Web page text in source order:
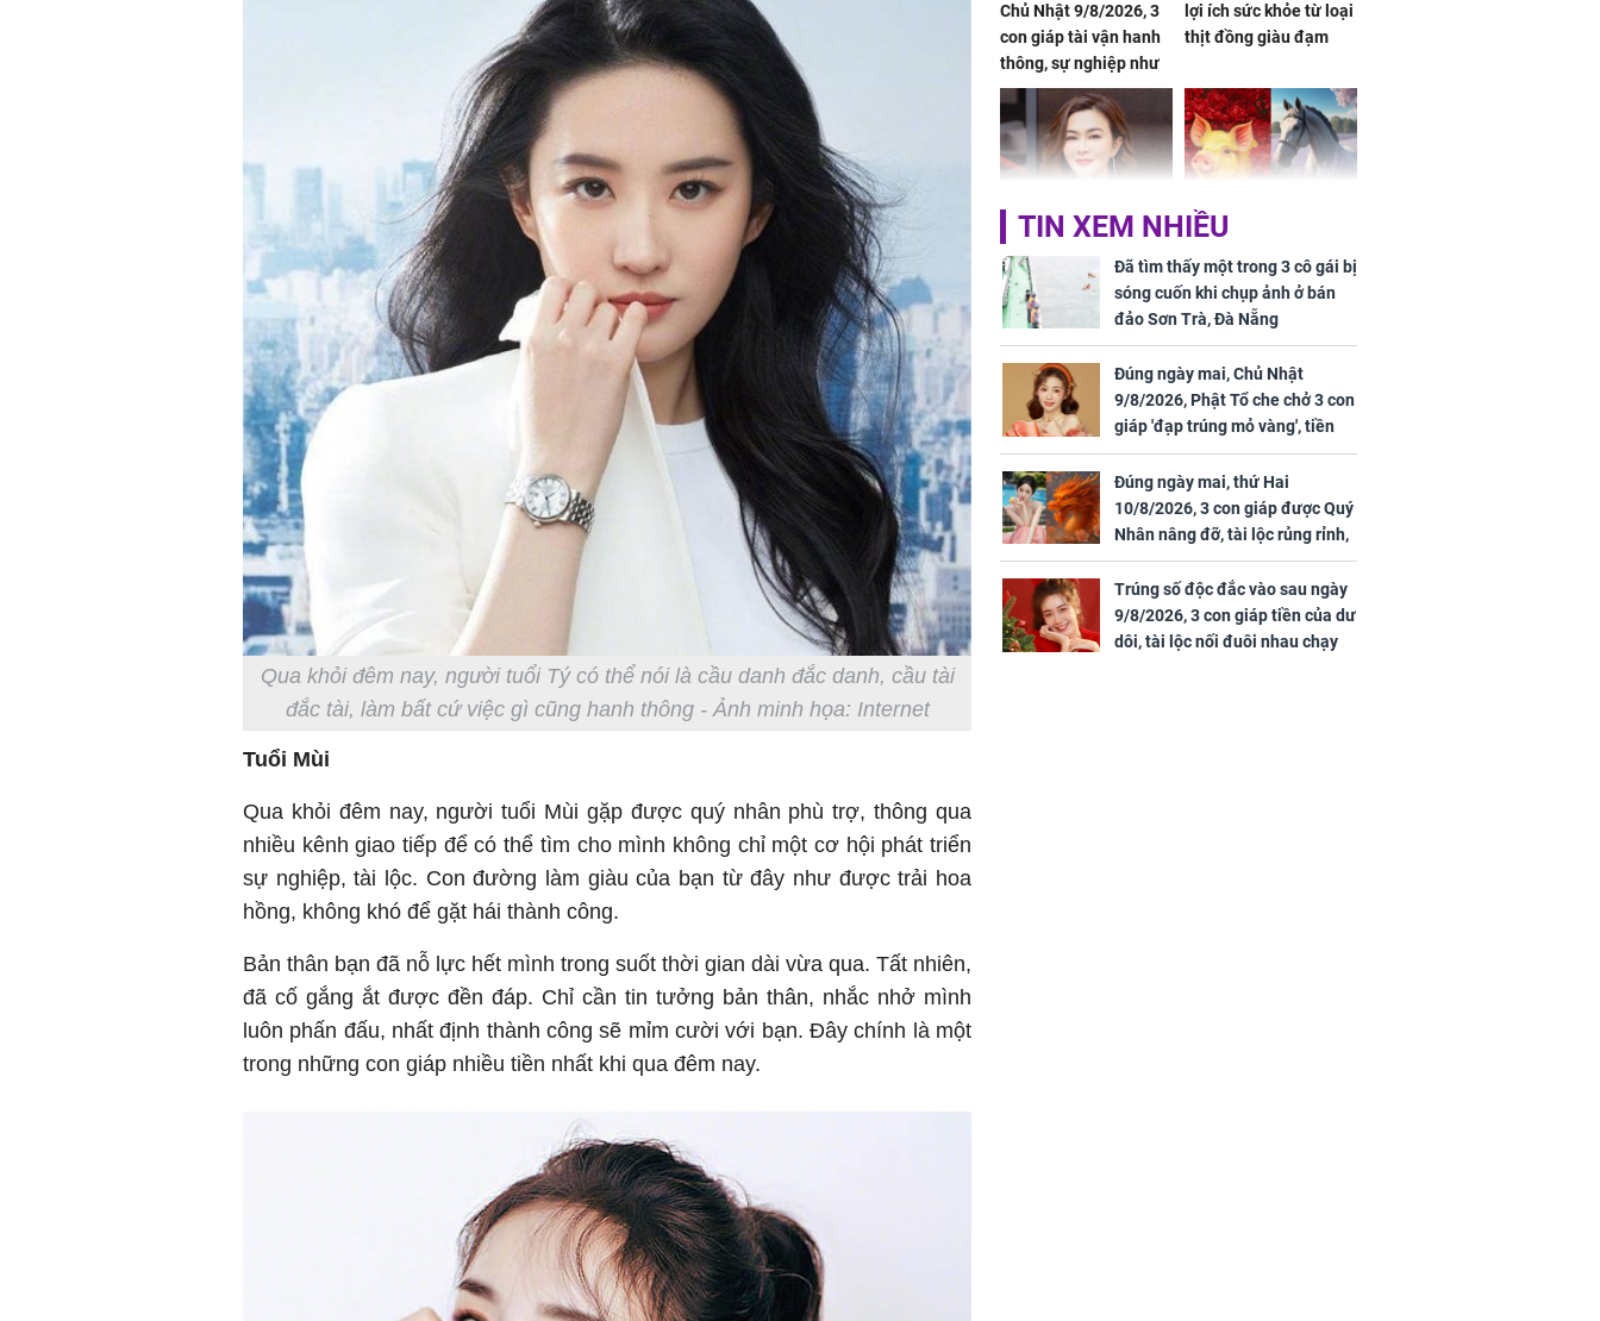
Qua khỏi đêm nay, người tuổi Tý có thể nói là cầu danh đắc danh, cầu tài
đắc tài, làm bất cứ việc gì cũng hanh thông - Ảnh minh họa: Internet
Tuổi Mùi
Qua khỏi đêm nay, người tuổi Mùi gặp được quý nhân phù trợ, thông qua
nhiều kênh giao tiếp để có thể tìm cho mình không chỉ một cơ hội phát triển
sự nghiệp, tài lộc. Con đường làm giàu của bạn từ đây như được trải hoa
hồng, không khó để gặt hái thành công.
Bản thân bạn đã nỗ lực hết mình trong suốt thời gian dài vừa qua. Tất nhiên,
đã cố gắng ắt được đền đáp. Chỉ cần tin tưởng bản thân, nhắc nhở mình
luôn phấn đấu, nhất định thành công sẽ mỉm cười với bạn. Đây chính là một
trong những con giáp nhiều tiền nhất khi qua đêm nay.
Chủ Nhật 9/8/2026, 3
con giáp tài vận hanh
thông, sự nghiệp như
'cá chép hóa Rồng', vét
cạn lộc lá trong thiên
hạ
lợi ích sức khỏe từ loại
thịt đồng giàu đạm
'Đệ nhất mỹ nhân Hồng
Kông' Quan Chi Lâm
phản hồi tin yêu trai
trẻ kém 36 tuổi
Tử vi tuần mới (từ 10
đến 16/8/2026), 3 con
giáp mưa thuận gió
hòa, tiền về như nước,
bạc vàng dư dả, Phú
Quý Vinh Hoa, vận
trình khai sáng
đại thắng phòng vé,
doanh thu vượt 8.600
tỷ đồng
TIN XEM NHIỀU
Đã tìm thấy một trong 3 cô gái bị
sóng cuốn khi chụp ảnh ở bán
đảo Sơn Trà, Đà Nẵng
Đúng ngày mai, Chủ Nhật
9/8/2026, Phật Tổ che chở 3 con
giáp 'đạp trúng mỏ vàng', tiền
bạc nhiều như lá sung, sự
nghiệp vượng phát
Đúng ngày mai, thứ Hai
10/8/2026, 3 con giáp được Quý
Nhân nâng đỡ, tài lộc rủng rỉnh,
yên tâm hưởng vinh hoa Phú
Quý
Trúng số độc đắc vào sau ngày
9/8/2026, 3 con giáp tiền của dư
dôi, tài lộc nối đuôi nhau chạy